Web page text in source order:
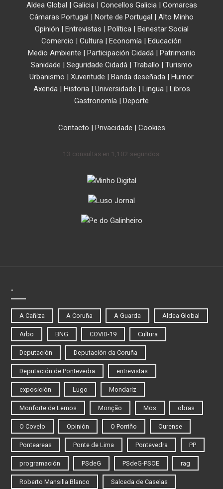
Aldea Global | Galicia| Concellos Galicia| Comarcas
Cámaras Portugal | Norte de Portugal | Alto Minho
Opinión | Entrevistas | Política| Benestar Social
Comercio | Cultura | Economía | Educación
Medio Ambiente | Participación Cidadá| Patrimonio
Sanidade | Seguridade Cidadá | Traballo | Turismo
Urbanismo | Xuventude | Banda deseñada | Humor
Axenda| Historia| Universidade | Lingua| Libros
Gastronomía | Deporte
Contacto | Privacidade | Cookies
13 consultas en 1,102 segundos.
.
A Cañiza A Coruña A Guarda Aldea Global
Arbo BNG COVID-19 Cultura
Deputación Deputación da Coruña
Deputación de Pontevedra entrevistas
exposición Lugo Mondariz
Monforte de Lemos Monção Mos obras
O Covelo Opinión O Porriño Ourense
Ponteareas Ponte de Lima Pontevedra PP
programación PSdeG PSdeG-PSOE rag
Roberto Mansilla Blanco Salceda de Caselas